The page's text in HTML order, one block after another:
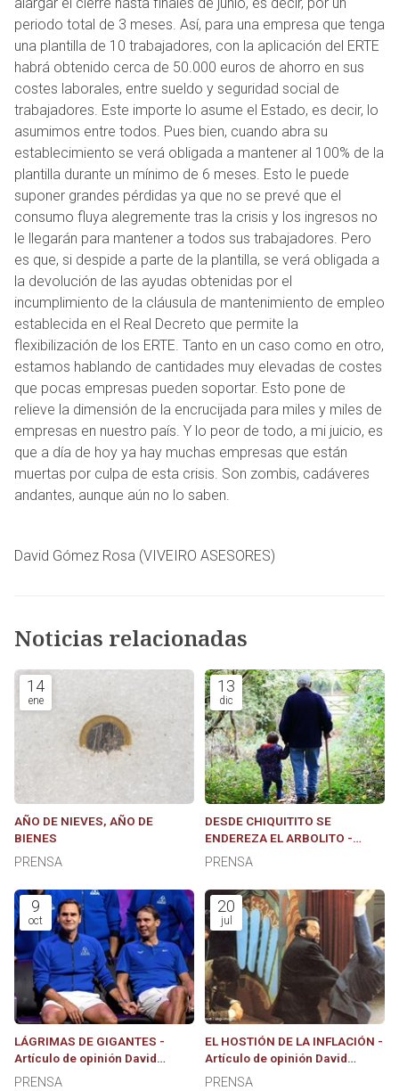
periodo total de 3 meses. Así, para una empresa que tenga
una plantilla de 10 trabajadores, con la aplicación del ERTE
habrá obtenido cerca de 50.000 euros de ahorro en sus
costes laborales, entre sueldo y seguridad social de
trabajadores. Este importe lo asume el Estado, es decir, lo
asumimos entre todos. Pues bien, cuando abra su
establecimiento se verá obligada a mantener al 100% de la
plantilla durante un mínimo de 6 meses. Esto le puede
suponer grandes pérdidas ya que no se prevé que el
consumo fluya alegremente tras la crisis y los ingresos no
le llegarán para mantener a todos sus trabajadores. Pero
es que, si despide a parte de la plantilla, se verá obligada a
la devolución de las ayudas obtenidas por el
incumplimiento de la cláusula de mantenimiento de empleo
establecida en el Real Decreto que permite la
flexibilización de los ERTE. Tanto en un caso como en otro,
estamos hablando de cantidades muy elevadas de costes
que pocas empresas pueden soportar. Esto pone de
relieve la dimensión de la encrucijada para miles y miles de
empresas en nuestro país. Y lo peor de todo, a mi juicio, es
que a día de hoy ya hay muchas empresas que están
muertas por culpa de esta crisis. Son zombis, cadáveres
andantes, aunque aún no lo saben.
David Gómez Rosa (VIVEIRO ASESORES)
Noticias relacionadas
14
ene
AÑO DE NIEVES, AÑO DE
BIENES
PRENSA
13
dic
DESDE CHIQUITITO SE
ENDEREZA EL ARBOLITO -
Artículo de opinión de David
ASESORES
PRENSA
9
oct
LÁGRIMAS DE GIGANTES -
Artículo de opinión David
Gómez Rosa
PRENSA
20
jul
EL HOSTIÓN DE LA INFLACIÓN -
Artículo de opinión David
Gómez Rosa
PRENSA